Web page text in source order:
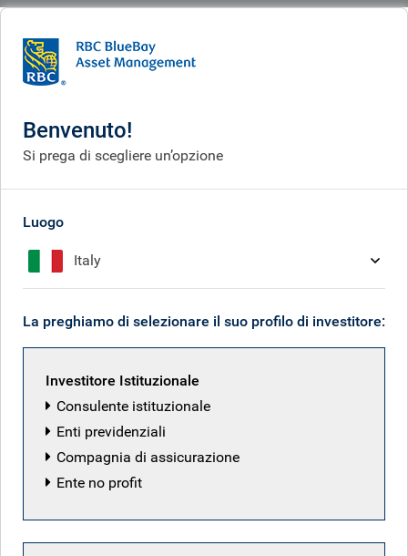
Who we are
Timothy Ash, Senior
Strategist, Emerging Market
Debt
"Determina la bilancia dei pagamenti, i
tassi di cambio e, in ultima analisi, i
risultati finali in termini di performance
obbligazionaria".
Timothy Ash, Senior Emerging Market Sovereign Strategist,
Benvenuto!
Si prega di scegliere un’opzione
Luogo
Italy
La preghiamo di selezionare il suo profilo di investitore:
Investitore Istituzionale
Consulente istituzionale
Enti previdenziali
Compagnia di assicurazione
Ente no profit